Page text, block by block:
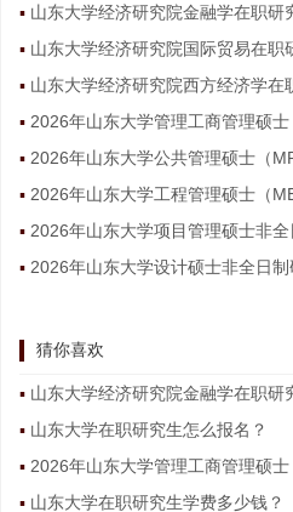
山东大学经济研究院金融学在职研
山东大学经济研究院国际贸易在职
山东大学经济研究院西方经济学在
2026年山东大学公共管理硕士（
2026年山东大学工程管理硕士（
2026年山东大学项目管理硕士非
2026年山东大学设计硕士非全日
猜你喜欢
山东大学经济研究院金融学在职研
山东大学在职研究生怎么报名？
山东大学在职研究生学费多少钱？